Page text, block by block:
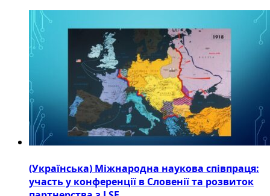
(Українська) Міжнародна наукова співпраця:
участь у конференції в Словенії та розвиток